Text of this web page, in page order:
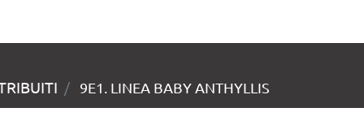
9E1. LINEA BABY ANTHYLLIS